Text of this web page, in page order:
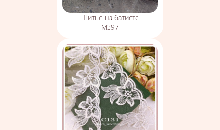
Шитье на батисте
М397